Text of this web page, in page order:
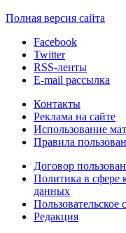
Полная версия сайта
Facebook
Twitter
RSS-ленты
E-mail рассылка
Контакты
Реклама на сайте
Использование
Правила
Договор
Политика в сфере
данных
Пользовательское
Редакция